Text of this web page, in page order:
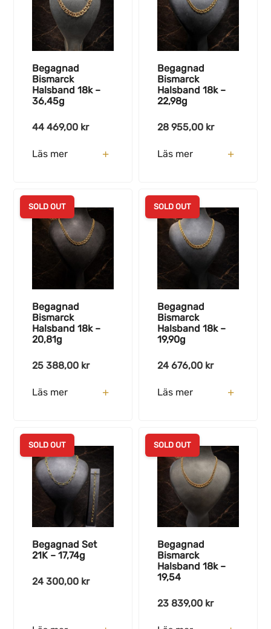
Begagnad
Bismarck
Halsband 18k –
36,45g
44 469,00 kr
Läs mer
Begagnad
Bismarck
Halsband 18k –
22,98g
28 955,00 kr
Läs mer
SOLD OUT
Begagnad
Bismarck
Halsband 18k –
20,81g
25 388,00 kr
Läs mer
SOLD OUT
Begagnad
Bismarck
Halsband 18k –
19,90g
24 676,00 kr
Läs mer
SOLD OUT
Begagnad Set
21K – 17,74g
24 300,00 kr
SOLD OUT
Begagnad
Bismarck
Halsband 18k –
19,54
23 839,00 kr